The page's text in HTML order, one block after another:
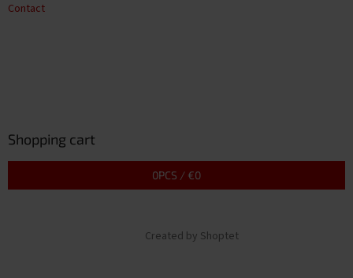
Contact
Shopping cart
0PCS / €0
Created by Shoptet